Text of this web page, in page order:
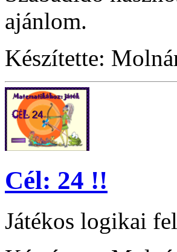
ajánlom.
Készítette:
Cél: 24 !!
Játékos logikai